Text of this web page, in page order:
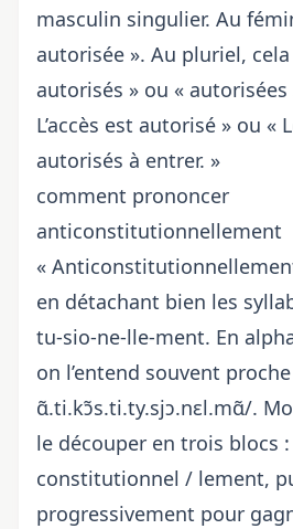
masculin singulier. Au
autorisée ». Au pluriel,
autorisés » ou « autorisées
L’accès est autorisé » ou «
autorisés à entrer. »
comment prononcer
anticonstitutionnellement
«
en détachant bien les
tu-sio-ne-lle-ment. En
on l’entend souvent
ɑ̃.ti.kɔ̃s.ti.ty.sjɔ.nɛl.mɑ̃/.
le découper en trois blocs
constitutionnel / lement,
progressivement pour